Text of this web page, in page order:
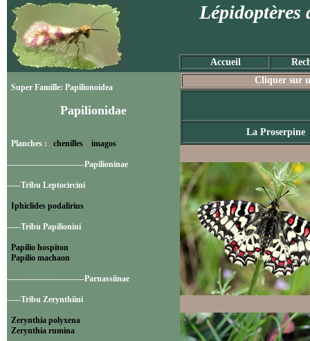
Lépidoptères
Accueil
Super Famille: Papilionoidea
Papilionidae
Planches : chenilles imagos
----------------------------Papilioninae
-----Tribu Leptocircini
Iphiclides podalirius
-----Tribu Papilionini
Papilio hospiton
Papilio machaon
----------------------------Parnassiinae
-----Tribu Zerynthiini
Zerynthia polyxena
Zerynthia rumina
Cliquer sur
La Proserpine